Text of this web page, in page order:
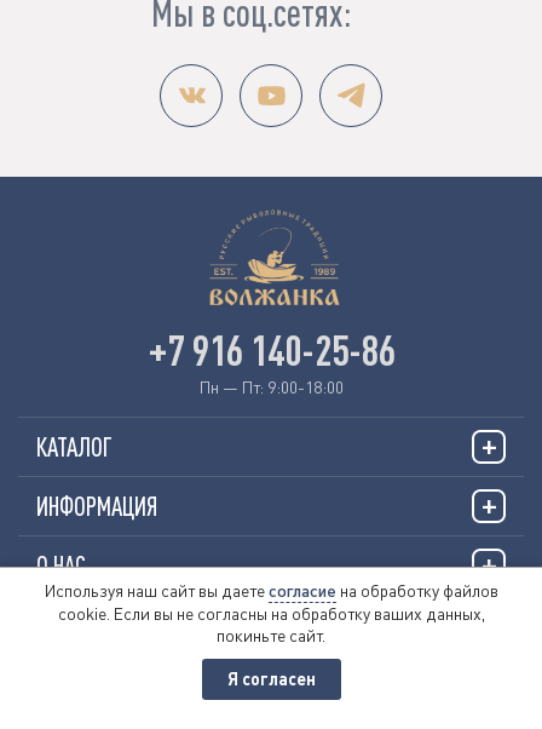
Мы в соц.сетях:
КАТАЛОГ
ИНФОРМАЦИЯ
О НАС
+7 916 140-25-86
Пн — Пт: 9:00-18:00
© 2026 «VOLZHANKAFISHING.RU»
Пользовательское соглашение
Политика обработки персональных данных
Используя наш сайт вы даетесогласие на обработку файлов
cookie. Если вы не согласны на обработку ваших данных,
покиньте сайт.
Я согласен